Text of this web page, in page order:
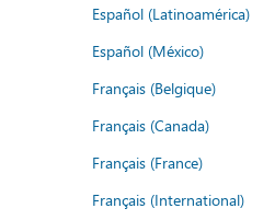
Español (Latinoamérica)
Español (México)
Français (Belgique)
Français (Canada)
Français (France)
Français (International)